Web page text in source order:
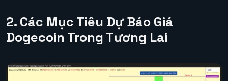
2. Các Mục Tiêu Dự Báo Giá
Dogecoin Trong Tương Lai